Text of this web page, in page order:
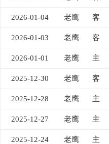
2026-01-04 老鹰 客
2026-01-03 老鹰 客
2026-01-01 老鹰 主
2025-12-30 老鹰 客
2025-12-28 老鹰 主
2025-12-27 老鹰 主
2025-12-24 老鹰 主